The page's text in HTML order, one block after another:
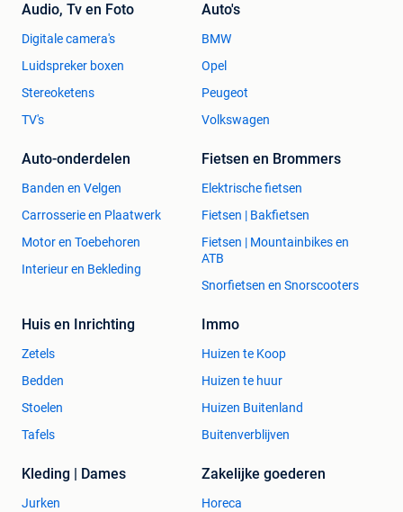
Audio, Tv en Foto
Digitale camera's
Luidspreker boxen
Stereoketens
TV's
Auto's
BMW
Opel
Peugeot
Volkswagen
Auto-onderdelen
Banden en Velgen
Carrosserie en Plaatwerk
Motor en Toebehoren
Interieur en Bekleding
Fietsen en Brommers
Elektrische fietsen
Fietsen | Bakfietsen
Fietsen | Mountainbikes en
ATB
Snorfietsen en Snorscooters
Huis en Inrichting
Zetels
Bedden
Stoelen
Tafels
Immo
Huizen te Koop
Huizen te huur
Huizen Buitenland
Buitenverblijven
Kleding | Dames
Jurken
Zakelijke goederen
Horeca